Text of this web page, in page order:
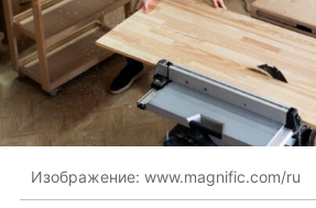
Изображение: www.magnific.com/ru